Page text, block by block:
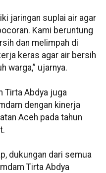
jaringan suplai air agar
Kami beruntung
dan melimpah di
keras agar air bersih
warga,” ujarnya.
Tirta Abdya juga
dengan kinerja
Aceh pada tahun
dukungan dari semua
Tirta Abdya